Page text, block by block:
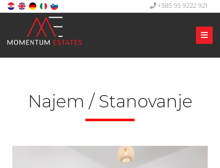
+385 95 9222 921
Najem / Stanovanje